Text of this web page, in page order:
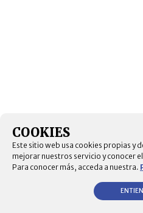
COOKIES
Este sitio web usa cookies propias y
mejorar nuestros servicio y conocer
Para conocer más, acceda a nuestra.